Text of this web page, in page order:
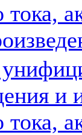
тока,
и
тока,